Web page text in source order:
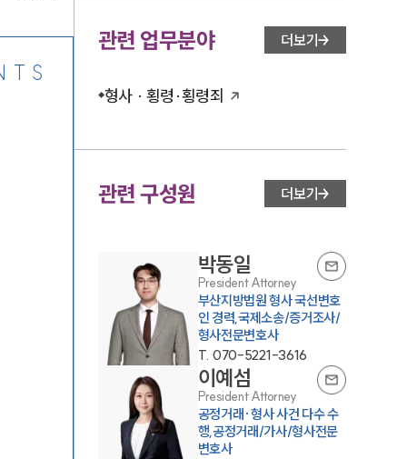
관련 업무분야 더보기
형사 · 횡령·횡령죄
관련 구성원 더보기
박동일
President Attorney
부산지방법원 형사 국선변호
인 경력,국제소송/증거조사/
형사전문변호사
T. 070-5221-3616
이예섬
President Attorney
공정거래·형사 사건 다수 수
행,공정거래/가사/형사전문
변호사